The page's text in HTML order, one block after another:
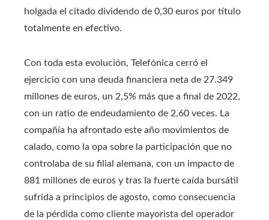
holgada el citado dividendo de 0,30 euros por título
totalmente en efectivo.
Con toda esta evolución, Telefónica cerró el
ejercicio con una deuda financiera neta de 27.349
millones de euros, un 2,5% más que a final de 2022,
con un ratio de endeudamiento de 2,60 veces. La
compañía ha afrontado este año movimientos de
calado, como la opa sobre la participación que no
controlaba de su filial alemana, con un impacto de
881 millones de euros y tras la fuerte caída bursátil
sufrida a principios de agosto, como consecuencia
de la pérdida como cliente mayorista del operador